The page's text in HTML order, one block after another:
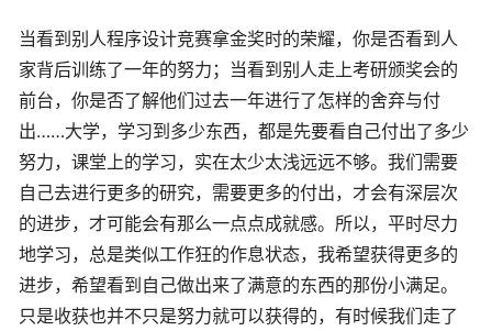
当看到别人程序设计竞赛拿金奖时的荣耀，你是否看到人
家背后训练了一年的努力；当看到别人走上考研颁奖会的
前台，你是否了解他们过去一年进行了怎样的舍弃与付
出……大学，学习到多少东西，都是先要看自己付出了多少
努力，课堂上的学习，实在太少太浅远远不够。我们需要
自己去进行更多的研究，需要更多的付出，才会有深层次
的进步，才可能会有那么一点点成就感。所以，平时尽力
地学习，总是类似工作狂的作息状态，我希望获得更多的
进步，希望看到自己做出来了满意的东西的那份小满足。
只是收获也并不只是努力就可以获得的，有时候我们走了